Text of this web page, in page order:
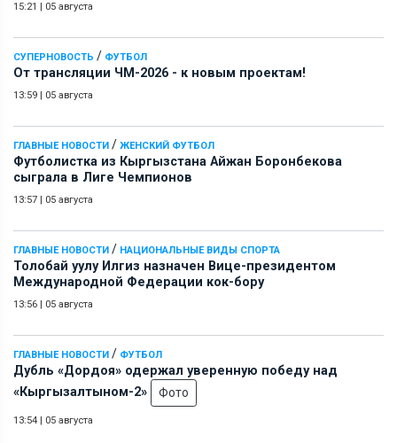
15:21 | 05 августа
СУПЕРНОВОСТЬ / ФУТБОЛ
От трансляции ЧМ-2026 - к новым проектам!
13:59 | 05 августа
ГЛАВНЫЕ НОВОСТИ / ЖЕНСКИЙ ФУТБОЛ
Футболистка из Кыргызстана Айжан Боронбекова
сыграла в Лиге Чемпионов
13:57 | 05 августа
ГЛАВНЫЕ НОВОСТИ / НАЦИОНАЛЬНЫЕ ВИДЫ СПОРТА
Толобай уулу Илгиз назначен Вице-президентом
Международной Федерации кок-бору
13:56 | 05 августа
ГЛАВНЫЕ НОВОСТИ / ФУТБОЛ
Дубль «Дордоя» одержал уверенную победу над
«Кыргызалтыном-2»
Фото
13:54 | 05 августа